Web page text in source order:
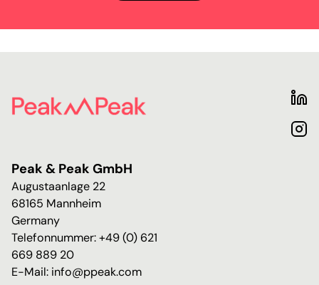
Peak & Peak GmbH
Augustaanlage 22
68165 Mannheim
Germany
Telefonnummer: +49 (0) 621
669 889 20
E-Mail: info@ppeak.com